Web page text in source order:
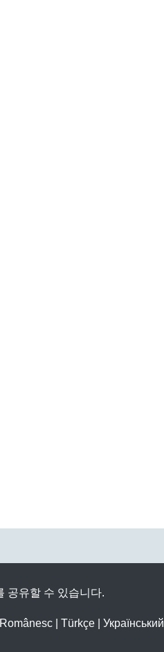
공유할 수 있습니다.
Românesc| Türkçe| Український